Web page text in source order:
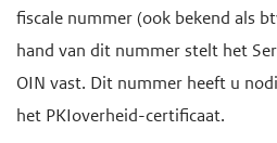
fiscale nummer (ook bekend als
hand van dit nummer stelt het
OIN vast. Dit nummer heeft u
het PKIoverheid-certificaat.